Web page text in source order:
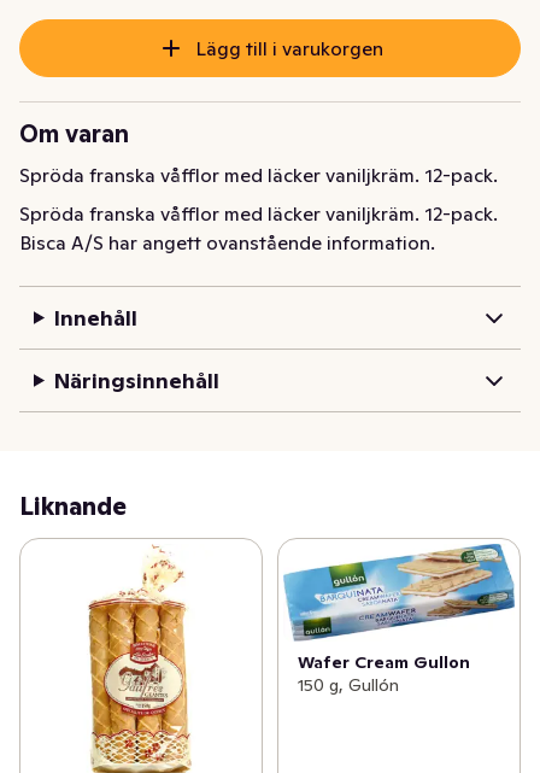
Lägg till i varukorgen
Om varan
Spröda franska våfflor med läcker vaniljkräm. 12-pack.
Spröda franska våfflor med läcker vaniljkräm. 12-pack.
Bisca A/S har angett ovanstående information.
Innehåll
Näringsinnehåll
Liknande
Wafer Cream Gullon
150 g, Gullón